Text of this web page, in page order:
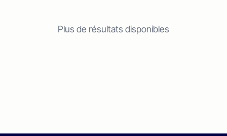
Plus de résultats disponibles